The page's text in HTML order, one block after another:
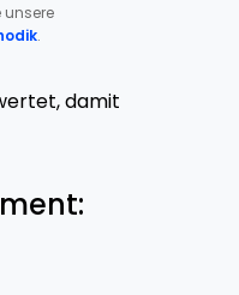
unsere
.
damit